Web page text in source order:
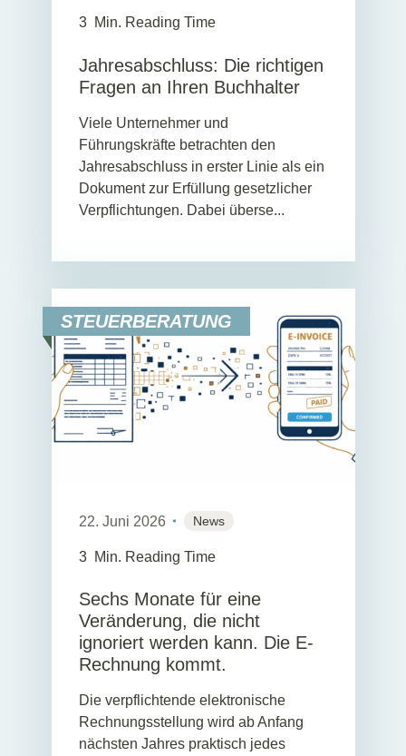
3 Min. Reading Time
Jahresabschluss: Die richtigen
Fragen an Ihren Buchhalter
Viele Unternehmer und
Führungskräfte betrachten den
Jahresabschluss in erster Linie als ein
Dokument zur Erfüllung gesetzlicher
Verpflichtungen. Dabei überse...
STEUERBERATUNG
22. Juni 2026 News
3 Min. Reading Time
Sechs Monate für eine
Veränderung, die nicht
ignoriert werden kann. Die E-
Rechnung kommt.
Die verpflichtende elektronische
Rechnungsstellung wird ab Anfang
nächsten Jahres praktisch jedes